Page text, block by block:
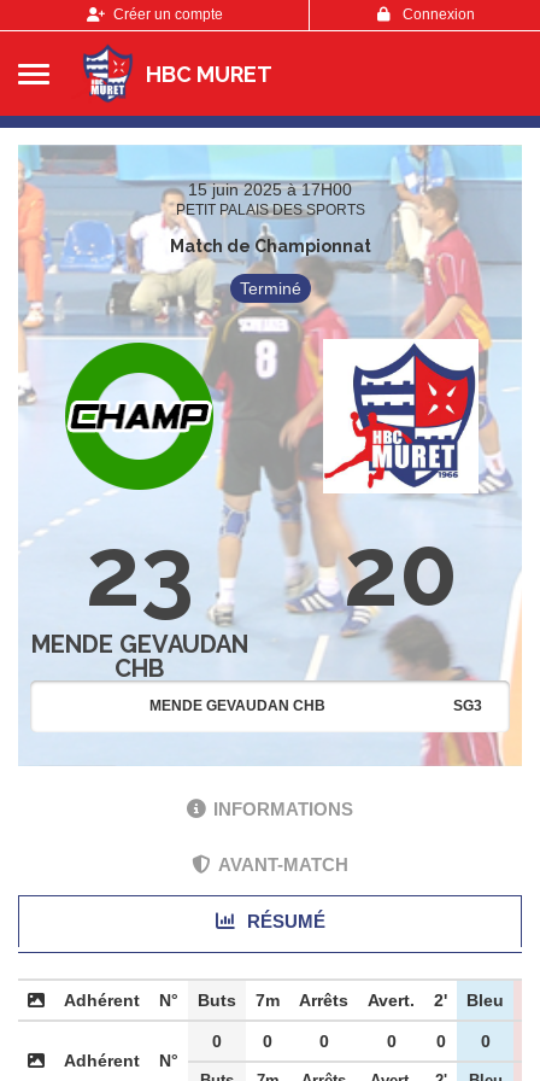
Créer un compte Connexion
HBC MURET
15 juin 2025 à 17H00
PETIT PALAIS DES SPORTS
Match de Championnat
Terminé
23 20
MENDE GEVAUDAN
CHB
MENDE GEVAUDAN CHB SG3
INFORMATIONS
AVANT-MATCH
RÉSUMÉ
Adhérent N° Buts 7m Arrêts Avert. 2' Bleu
Adhérent N°
0 0 0 0 0 0
Panneau de gestion des cookies